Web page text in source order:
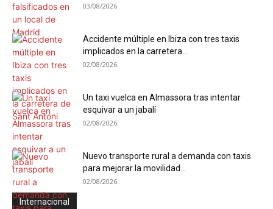
03/08/2026
Accidente múltiple en Ibiza con tres taxis
implicados en la carretera...
02/08/2026
Un taxi vuelca en Almassora tras intentar
esquivar a un jabalí
02/08/2026
Nuevo transporte rural a demanda con taxis
para mejorar la movilidad...
02/08/2026
Internacional